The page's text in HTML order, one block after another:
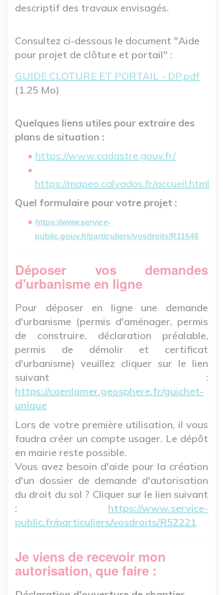
descriptif des travaux envisagés.
Consultez ci-dessous le document "Aide
pour projet de clôture et portail" :
Fichier
GUIDE CLOTURE ET PORTAIL - DP.pdf
(1.25 Mo)
Quelques liens utiles pour extraire des
plans de situation :
https://www.cadastre.gouv.fr/
https://mapeo.calvados.fr/accueil.html
Quel formulaire pour votre projet :
https://www.service-
public.gouv.fr/particuliers/vosdroits/R11646
Déposer vos demandes
d'urbanisme en ligne
Pour déposer en ligne une demande
d'urbanisme (permis d'aménager, permis
de construire, déclaration préalable,
permis de démolir et certificat
d'urbanisme) veuillez cliquer sur le lien
suivant :
https://caenlamer.geosphere.fr/guichet-
unique
Lors de votre première utilisation, il vous
faudra créer un compte usager. Le dépôt
en mairie reste possible.
Vous avez besoin d'aide pour la création
d'un dossier de demande d'autorisation
du droit du sol ? Cliquer sur le lien suivant
: https://www.service-
public.fr/particuliers/vosdroits/R52221
Je viens de recevoir mon
autorisation, que faire :